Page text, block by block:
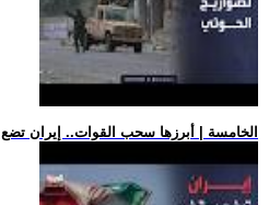
.. الخامسة | أبرزها سحب القوات.. إيران تضع 6 شروط لفتح هرمز